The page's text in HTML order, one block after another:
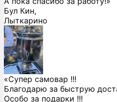
Бул Кин,
Лыткарино
«Супер самовар !!!
Благодарю за быструю
Особо за подарки !!!